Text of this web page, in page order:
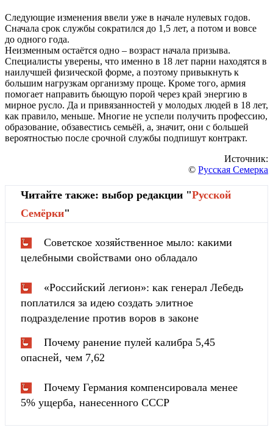
Следующие изменения ввели уже в начале нулевых годов.
Сначала срок службы сократился до 1,5 лет, а потом и вовсе
до одного года.
Неизменным остаётся одно – возраст начала призыва.
Специалисты уверены, что именно в 18 лет парни находятся в
наилучшей физической форме, а поэтому привыкнуть к
большим нагрузкам организму проще. Кроме того, армия
помогает направить бьющую порой через край энергию в
мирное русло. Да и привязанностей у молодых людей в 18 лет,
как правило, меньше. Многие не успели получить профессию,
образование, обзавестись семьёй, а, значит, они с большей
вероятностью после срочной службы подпишут контракт.
Источник:
© Русская Семерка
Читайте также: выбор редакции "Русской
Cемёрки"
Советское хозяйственное мыло: какими
целебными свойствами оно обладало
«Российский легион»: как генерал Лебедь
поплатился за идею создать элитное
подразделение против воров в законе
Почему ранение пулей калибра 5,45
опасней, чем 7,62
Почему Германия компенсировала менее
5% ущерба, нанесенного СССР